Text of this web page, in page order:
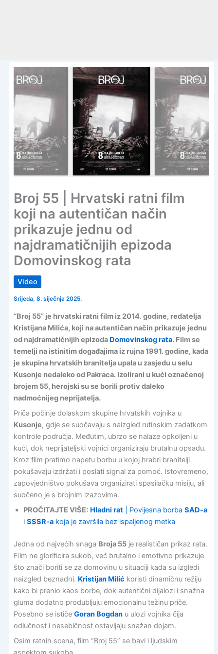
Broj 55 | Hrvatski ratni film
koji na autentičan način
prikazuje jednu od
najdramatičnijih epizoda
Domovinskog rata
Video
Srijeda, 8. siječnja 2025.
“Broj 55” je hrvatski ratni film iz 2014. godine, redatelja
Kristijana Milića, koji na autentičan način prikazuje jednu
od najdramatičnijih epizoda Domovinskog rata. Film se
temelji na istinitim događajima iz rujna 1991. godine, kada
je skupina hrvatskih branitelja upala u zasjedu u selu
Kusonje nedaleko od Pakraca. Izolirani u kući označenoj
brojem 55, herojski su se borili protiv daleko
nadmoćnijeg neprijatelja.
Priča počinje dolaskom skupine hrvatskih vojnika u
Kusonje, gdje se suočavaju s naizgled rutinskim zadatkom
kontrole područja. Međutim, ubrzo se nalaze opkoljeni u
kući, dok neprijateljski vojnici organiziraju brutalnu opsadu.
Kroz film pratimo napetu borbu u kojoj hrabri branitelji
pokušavaju izdržati i poslati signal za pomoć. Istovremeno,
zapovjedništvo pokušava organizirati spasilačku misiju, ali
suočeno je s brojnim izazovima.
PROČITAJTE VIŠE: Hladni rat| Povijesna borba SAD-a
i SSSR-akoja je završila bez ispaljenog metka
Jedna od najvećih snaga Broja 55je realističan prikaz rata.
Film ne glorificira sukob, već brutalno i emotivno prikazuje
što znači boriti se za domovinu u situaciji kada su izgledi
naizgled beznadni. Kristijan Milić koristi dinamičnu režiju
kako bi prenio kaos borbe, dok autentični dijalozi i snažna
gluma dodatno produbljuju emocionalnu težinu priče.
Posebno se ističe Goran Bogdanu ulozi vojnika čija
odlučnost i nesebičnost ostavljaju snažan dojam.
Osim ratnih scena, film “Broj 55” se bavi i ljudskim